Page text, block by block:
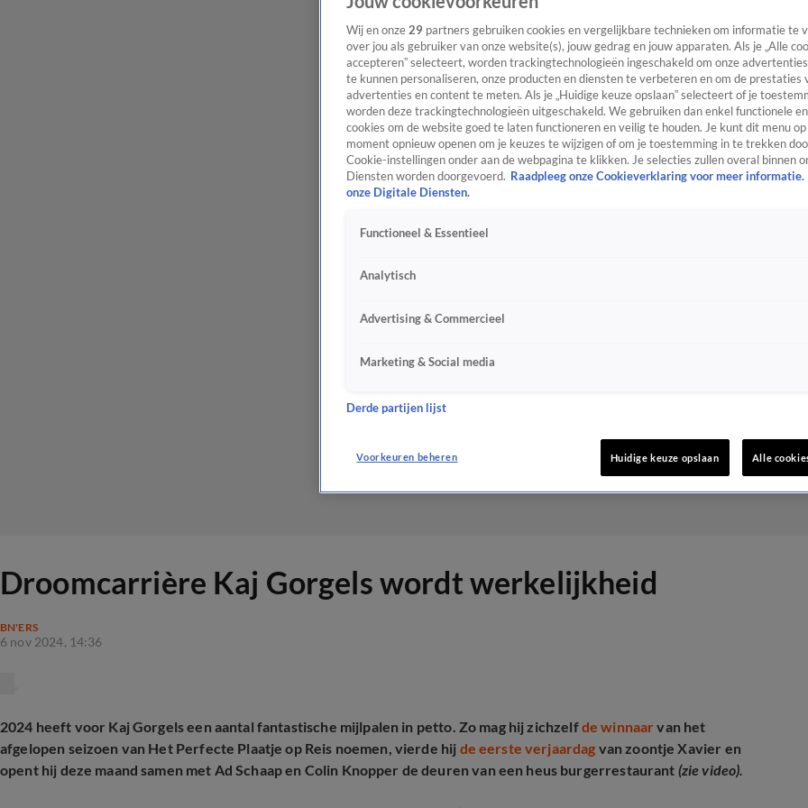
Droomcarrière Kaj Gorgels wordt werkelijkheid
BN'ERS
6 nov 2024, 14:36
2024 heeft voor Kaj Gorgels een aantal fantastische mijlpalen in petto. Zo mag hij zichzelfde winnaarvan het
afgelopen seizoen van Het Perfecte Plaatje op Reis noemen, vierde hij de eerste verjaardag van zoontje Xavier en
opent hij deze maand samen met Ad Schaap en Colin Knopper de deuren van een heus burgerrestaurant (zie video).
Wij en onze 29 partners gebruiken cookies en vergelijkbare technieken om informatie te
over jou als gebruiker van onze website(s), jouw gedrag en jouw apparaten. Als je „Alle
accepteren” selecteert, worden trackingtechnologieën ingeschakeld om onze
te kunnen personaliseren, onze producten en diensten te verbeteren en om de prestaties
advertenties en content te meten. Als je „Huidige keuze opslaan” selecteert of je
worden deze trackingtechnologieën uitgeschakeld. We gebruiken dan enkel functionele
cookies om de website goed te laten functioneren en veilig te houden. Je kunt dit menu
moment opnieuw openen om je keuzes te wijzigen of om je toestemming in te trekken
Cookie-instellingen onder aan de webpagina te klikken. Je selecties zullen overal binnen
Diensten worden doorgevoerd. Raadpleeg onze Cookieverklaring voor meer informatie.
onze Digitale Diensten.
Functioneel & Essentieel
Analytisch
Advertising & Commercieel
Marketing & Social media
Derde partijen lijst
Voorkeuren beheren Huidige keuze opslaan Alle